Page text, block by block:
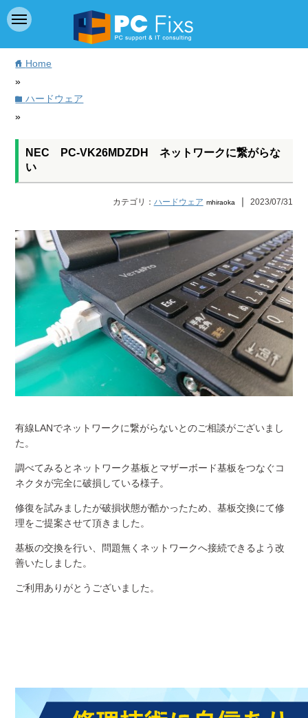
home Home
»
folderハードウェア
»
NEC PC-VK26MDZDH ネットワークに繋がらな
い
カテゴリ： ハードウェア mhiraoka ｜ 2023/07/31
有線LANでネットワークに繋がらないとのご相談がございまし
た。
調べてみるとネットワーク基板とマザーボード基板をつなぐコ
ネクタが完全に破損している様子。
修復を試みましたが破損状態が酷かったため、基板交換にて修
理をご提案させて頂きました。
基板の交換を行い、問題無くネットワークへ接続できるよう改
善いたしました。
ご利用ありがとうございました。